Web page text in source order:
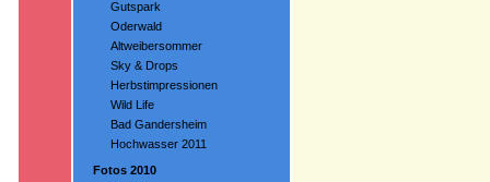
Gutspark
Oderwald
Altweibersommer
Sky & Drops
Herbstimpressionen
Wild Life
Bad Gandersheim
Hochwasser 2011
Fotos 2010